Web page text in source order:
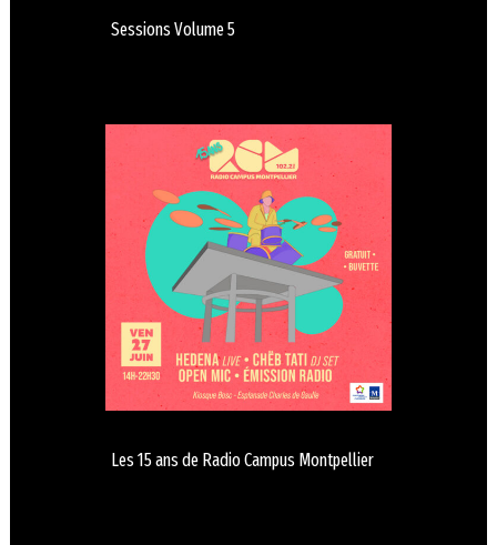
Sessions Volume 5
Les 15 ans de Radio Campus Montpellier